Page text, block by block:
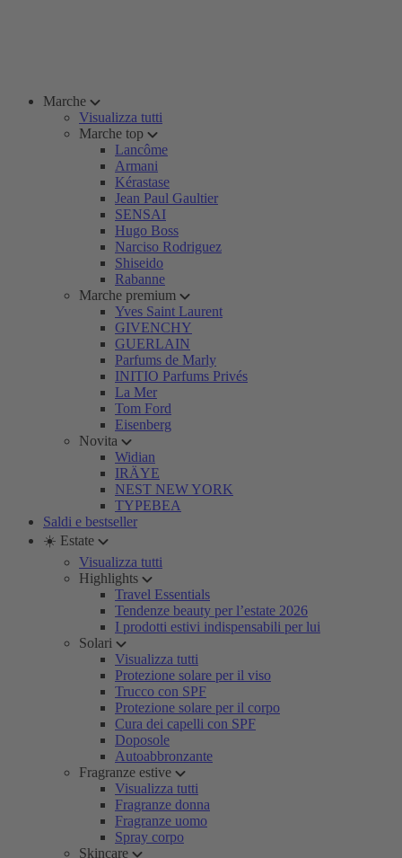
Marche
Visualizza tutti
Marche top
Lancôme
Armani
Kérastase
Jean Paul Gaultier
SENSAI
Hugo Boss
Narciso Rodriguez
Shiseido
Rabanne
Marche premium
Yves Saint Laurent
GIVENCHY
GUERLAIN
Parfums de Marly
INITIO Parfums Privés
La Mer
Tom Ford
Eisenberg
Novita
Widian
IRÄYE
NEST NEW YORK
TYPEBEA
Saldi e bestseller
☀️ Estate
Visualizza tutti
Highlights
Travel Essentials
Tendenze beauty per l’estate 2026
I prodotti estivi indispensabili per lui
Solari
Visualizza tutti
Protezione solare per il viso
Trucco con SPF
Protezione solare per il corpo
Cura dei capelli con SPF
Doposole
Autoabbronzante
Fragranze estive
Visualizza tutti
Fragranze donna
Fragranze uomo
Spray corpo
Skincare